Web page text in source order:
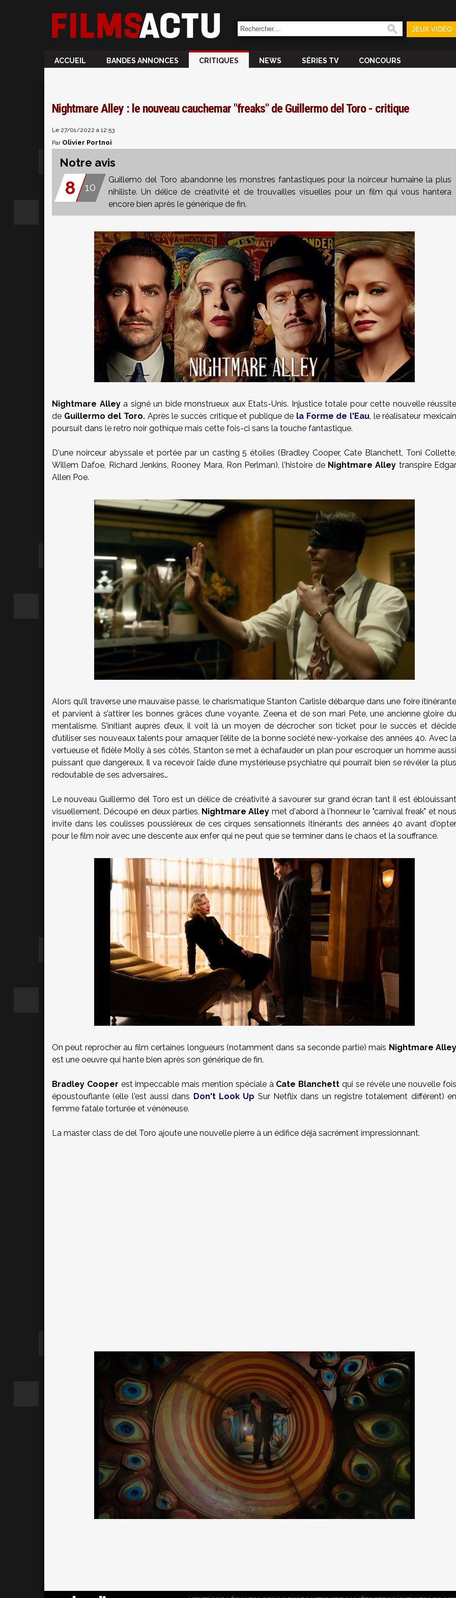
JEUX VIDÉO
ACCUEIL BANDES ANNONCES CRITIQUES NEWS SÉRIES TV CONCOURS
Nightmare Alley : le nouveau cauchemar "freaks" de Guillermo del Toro - critique
Le 27/01/2022 à 12:53
Par Olivier Portnoi
Notre avis
8 10
Guillemo del Toro abandonne les monstres fantastiques pour la noirceur humaine la plus
nihiliste. Un délice de créativité et de trouvailles visuelles pour un film qui vous hantera
encore bien après le générique de fin.
Nightmare Alleya signé un bide monstrueux aux Etats-Unis. Injustice totale pour cette nouvelle réussite
de Guillermo del Toro.Après le succès critique et publique de la Forme de l'Eau, le réalisateur mexicain
poursuit dans le retro noir gothique mais cette fois-ci sans la touche fantastique.
D'une noirceur abyssale et portée par un casting 5 étoiles (Bradley Cooper, Cate Blanchett, Toni Collette,
Willem Dafoe, Richard Jenkins, Rooney Mara, Ron Perlman), l'histoire de Nightmare Alley transpire Edgar
Allen Poe.
Alors qu’il traverse une mauvaise passe, le charismatique Stanton Carlisle débarque dans une foire itinérante
et parvient à s’attirer les bonnes grâces d’une voyante, Zeena et de son mari Pete, une ancienne gloire du
mentalisme. S’initiant auprès d’eux, il voit là un moyen de décrocher son ticket pour le succès et décide
d’utiliser ses nouveaux talents pour arnaquer l’élite de la bonne société new-yorkaise des années 40. Avec la
vertueuse et fidèle Molly à ses côtés, Stanton se met à échafauder un plan pour escroquer un homme aussi
puissant que dangereux. Il va recevoir l’aide d’une mystérieuse psychiatre qui pourrait bien se révéler la plus
redoutable de ses adversaires…
Le nouveau Guillermo del Toro est un délice de créativité à savourer sur grand écran tant il est éblouissant
visuellement. Découpé en deux parties, Nightmare Alley met d'abord à l'honneur le "carnival freak" et nous
invite dans les coulisses poussiéreux de ces cirques sensationnels itinérants des années 40 avant d'opter
pour le film noir avec une descente aux enfer qui ne peut que se terminer dans le chaos et la souffrance.
On peut reprocher au film certaines longueurs (notamment dans sa seconde partie) mais Nightmare Alley
est une oeuvre qui hante bien après son générique de fin.
Bradley Cooper est impeccable mais mention spéciale àCate Blanchett qui se révèle une nouvelle fois
époustouflante (elle l'est aussi dans Don't Look Up Sur Netflix dans un registre totalement différent) en
femme fatale torturée et vénéneuse.
La master class de del Toro ajoute une nouvelle pierre à un édifice déjà sacrément impressionnant.